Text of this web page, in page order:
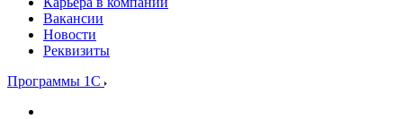
Вакансии
Новости
Реквизиты
Программы 1С